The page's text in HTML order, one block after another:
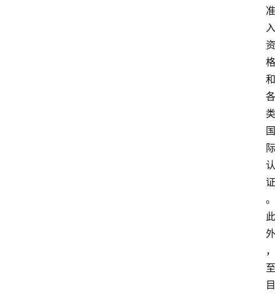
准
入
资
格
和
各
类
国
际
认
证
。
此
外
，
至
目